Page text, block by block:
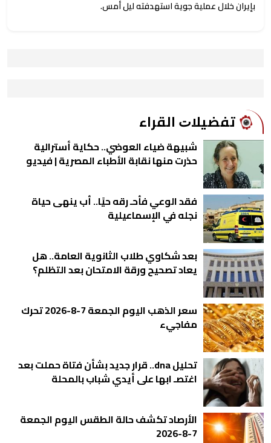
بإيران خلال عملية جوية استهدفته ليل أمس.
ﺗﻔﻀﻴﻼﺕ اﻟﻘﺮاء
شبيهة ضياء العوضي.. حكاية أسترالية
حذرت منها نقابة الأطباء المصرية | فيديو
فقد الوعي فأحـ رقه حيًا.. أب ينهى حياة
نجله في الإسماعيلية
بعد شكاوي طلاب الثانوية العامة.. هل
يعاد تصحيح ورقة الامتحان بعد التظلم؟
سعر الذهب اليوم الجمعة 7-8-2026 تحرك
مفاجيء
تحليل dna.. قرار جديد بشأن فتاة حملت بعد
اغتصـ ابها على أيدي شباب بالمحلة
الأرصاد تكشف حالة الطقس اليوم الجمعة
7-8-2026